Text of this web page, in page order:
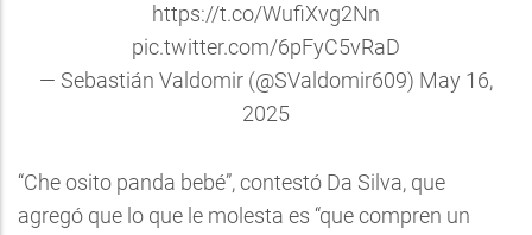
https://t.co/WufiXvg2Nn
pic.twitter.com/6pFyC5vRaD
— Sebastián Valdomir (@SValdomir609) May 16,
2025
“Che osito panda bebé”, contestó Da Silva, que
agregó que lo que le molesta es “que compren un